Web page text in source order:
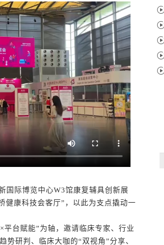
际博览中心W3馆康复辅具创新展
健康科技会客厅”，以此为支点撬动一
台赋能”为轴，邀请临床专家、行业
势研判、临床大咖的“双视角”分享、